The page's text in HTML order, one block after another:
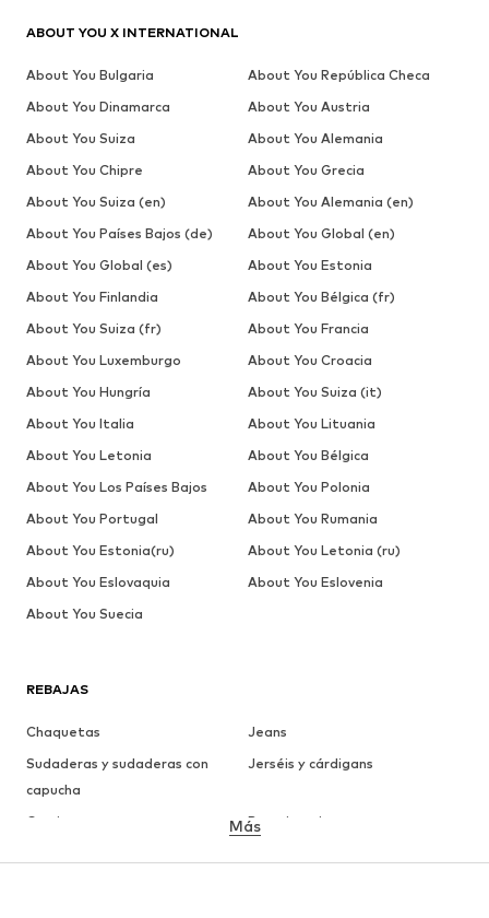
REBAJAS
Chaquetas
Jeans
Sudaderas y sudaderas con
capucha
Jerséis y cárdigans
Camisetas
Ropa interior
Más
ABOUT YOU X INTERNATIONAL
About You Bulgaria
About You República Checa
About You Dinamarca
About You Austria
About You Suiza
About You Alemania
About You Chipre
About You Grecia
About You Suiza (en)
About You Alemania (en)
About You Países Bajos (de)
About You Global (en)
About You Global (es)
About You Estonia
About You Finlandia
About You Bélgica (fr)
About You Suiza (fr)
About You Francia
About You Luxemburgo
About You Croacia
About You Hungría
About You Suiza (it)
About You Italia
About You Lituania
About You Letonia
About You Bélgica
About You Los Países Bajos
About You Polonia
About You Portugal
About You Rumania
About You Estonia(ru)
About You Letonia (ru)
About You Eslovaquia
About You Eslovenia
About You Suecia